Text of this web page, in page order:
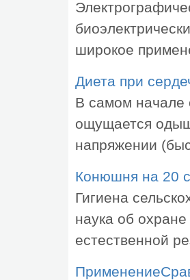
широкое
Диета при
В самом начале
ощущается
напряжении
Конюшня на 20
Гигиена
наука об
естественной